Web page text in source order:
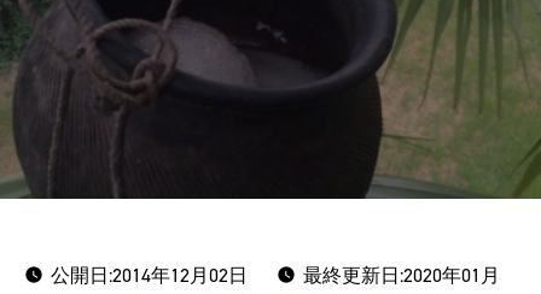
ご依頼方法
よくある質問
公開日:2014年12月02日
最終更新日:2020年01月